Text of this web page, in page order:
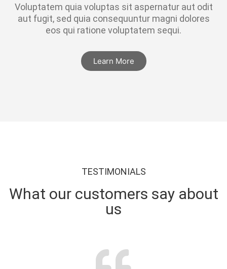
Voluptatem quia voluptas sit aspernatur aut odit
aut fugit, sed quia consequuntur magni dolores
eos qui ratione voluptatem sequi.
Learn More
TESTIMONIALS
What our customers say about
us